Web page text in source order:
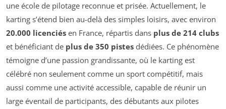
une école de pilotage reconnue et prisée. Actuellement, le
karting s’étend bien au-delà des simples loisirs, avec environ
20.000 licenciés en France, répartis dans plus de 214 clubs
et bénéficiant de plus de 350 pistes dédiées. Ce phénomène
témoigne d’une passion grandissante, où le karting est
célébré non seulement comme un sport compétitif, mais
aussi comme une activité accessible, capable de réunir un
large éventail de participants, des débutants aux pilotes